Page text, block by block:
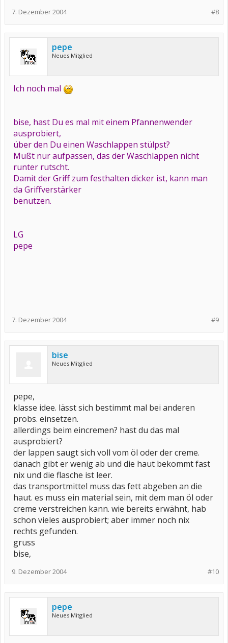
#8
7. Dezember 2004
pepe
Neues Mitglied
Ich noch mal
bise, hast Du es mal mit einem Pfannenwender
ausprobiert,
über den Du einen Waschlappen stülpst?
Mußt nur aufpassen, das der Waschlappen nicht
runter rutscht.
Damit der Griff zum festhalten dicker ist, kann man
da Griffverstärker
benutzen.
LG
pepe
#9
7. Dezember 2004
bise
Neues Mitglied
pepe,
klasse idee. lässt sich bestimmt mal bei anderen
probs. einsetzen.
allerdings beim eincremen? hast du das mal
ausprobiert?
der lappen saugt sich voll vom öl oder der creme.
danach gibt er wenig ab und die haut bekommt fast
nix und die flasche ist leer.
das transportmittel muss das fett abgeben an die
haut. es muss ein material sein, mit dem man öl oder
creme verstreichen kann. wie bereits erwähnt, hab
schon vieles ausprobiert; aber immer noch nix
rechts gefunden.
gruss
bise,
#10
9. Dezember 2004
pepe
Neues Mitglied